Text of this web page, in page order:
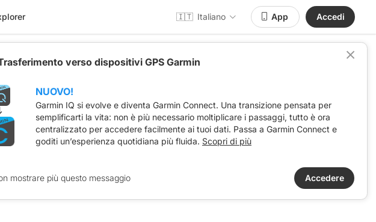
🇮🇹 Italiano App Accedi
UTIEL-MASSAMAGRELL H
verso dispositivi GPS Garmin
NUOVO!
Garmin IQ si evolve e diventa Garmin Connect. Una transizione pensata per
semplificarti la vita: non è più necessario moltiplicare i passaggi, tutto è ora
centralizzato per accedere facilmente ai tuoi dati. Passa a Garmin Connect e
goditi un’esperienza quotidiana più fluida. Scopri di più
mostrare più questo messaggio Accedere